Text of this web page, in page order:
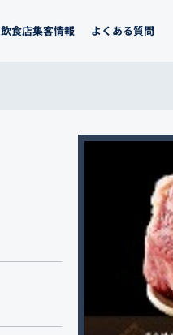
飲食店集客情報 よくある質問